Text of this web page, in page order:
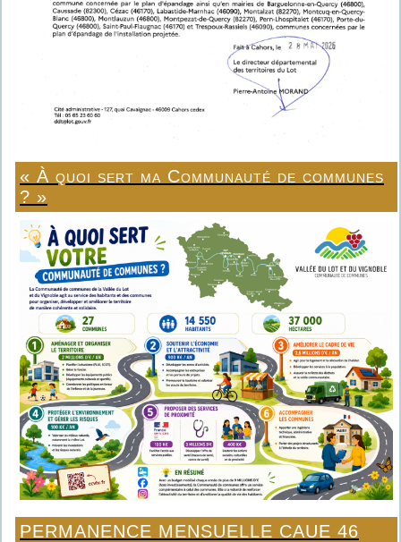
« À quoi sert ma Communauté de communes
? »
PERMANENCE MENSUELLE CAUE 46